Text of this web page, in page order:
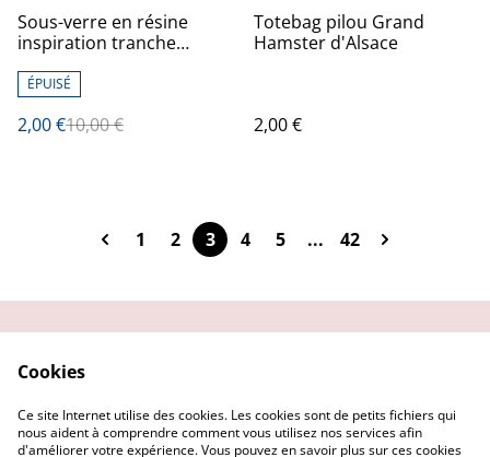
%
Sous-verre en résine
inspiration tranche
transparent et ovale
ÉPUISÉ
2,00 €10,00 €
Totebag pilou Grand
Hamster d'Alsace
2,00 €
1 2 3 4 5 ... 42
Confidentialité
Demander un retour
Cookies
Cookies
Ce site Internet utilise des cookies. Les cookies sont de petits fichiers qui
nous aident à comprendre comment vous utilisez nos services afin
d'améliorer votre expérience. Vous pouvez en savoir plus sur ces cookies